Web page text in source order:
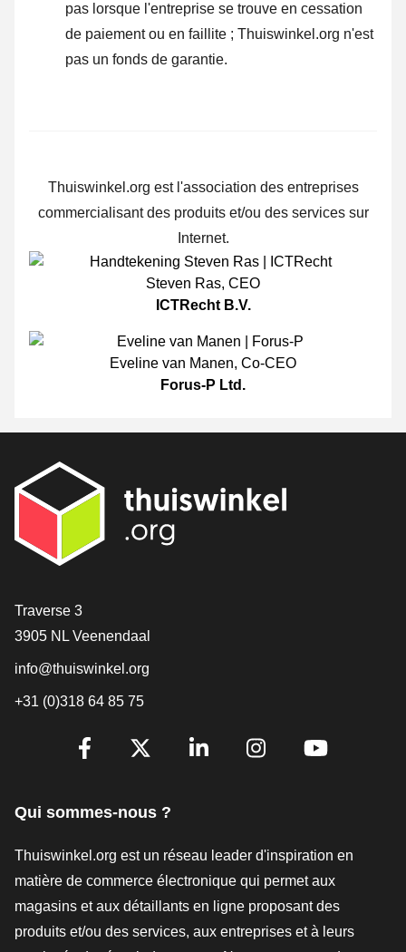
pas lorsque l'entreprise se trouve en cessation
de paiement ou en faillite ; Thuiswinkel.org n'est
pas un fonds de garantie.
Thuiswinkel.org est l'association des entreprises
commercialisant des produits et/ou des services sur
Internet.
Steven Ras, CEO
ICTRecht B.V.
Eveline van Manen, Co-CEO
Forus-P Ltd.
[_General:Contact]
Traverse 3
3905 NL Veenendaal
info@thuiswinkel.org
+31 (0)318 64 85 75
[_General:SocialMediaTitle]
Qui sommes-nous ?
Thuiswinkel.org est un réseau leader d'inspiration en
matière de commerce électronique qui permet aux
magasins et aux détaillants en ligne proposant des
produits et/ou des services, aux entreprises et à leurs